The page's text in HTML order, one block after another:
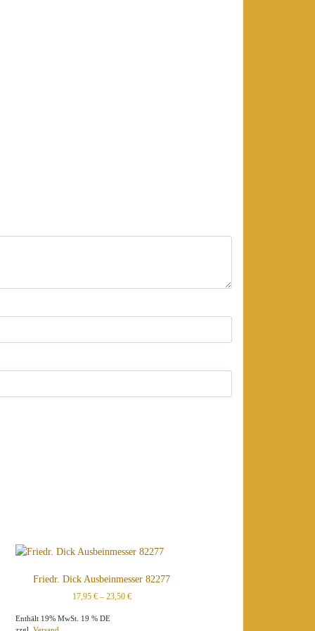
Friedr. Dick Ausbeinmesser 82277
17,95 €– 23,50 €
Enthält 19% MwSt. 19 % DE